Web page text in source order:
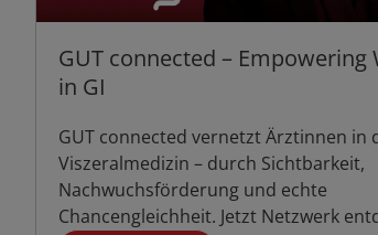
GUT connected – Empowering
in GI
GUT connected vernetzt Ärztinnen in
Viszeralmedizin – durch Sichtbarkeit,
Nachwuchsförderung und echte
Chancengleichheit. Jetzt Netzwerk